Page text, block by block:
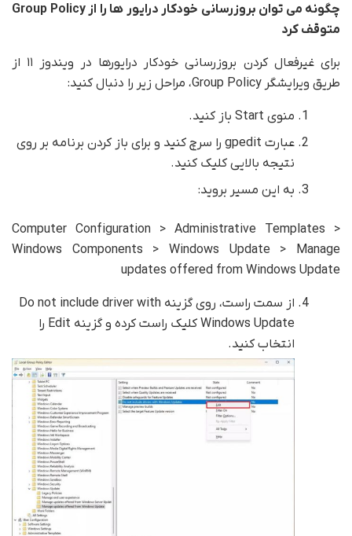
چگونه می توان بروزرسانی خودکار درایور ها را ازGroup Policy
متوقف کرد
برای غیرفعال کردن بروزرسانی خودکار درایورها در ویندوز ۱۱ از
طریق ویرایشگر Group Policy، مراحل زیر را دنبال کنید:
منوی Start باز کنید.
عبارت gpedit را سرچ کنید و برای باز کردن برنامه بر روی
نتیجه بالایی کلیک کنید.
به این مسیر بروید:
Computer Configuration > Administrative Templates >
Windows Components > Windows Update > Manage
updates offered from Windows Update
از سمت راست، روی گزینه Do not include driver with
Windows Update کلیک راست کرده و گزینه Edit را
انتخاب کنید.